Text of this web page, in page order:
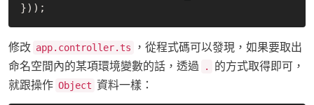
修改 app.controller.ts
，從程式碼可以發現，如果要取出
命名空間內的某項環境變數的話，透過
.
的方式取得即可，
就跟操作 Object 資料一樣：